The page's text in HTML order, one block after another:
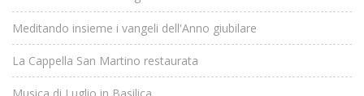
Meditando insieme i vangeli dell'Anno giubilare
La Cappella San Martino restaurata